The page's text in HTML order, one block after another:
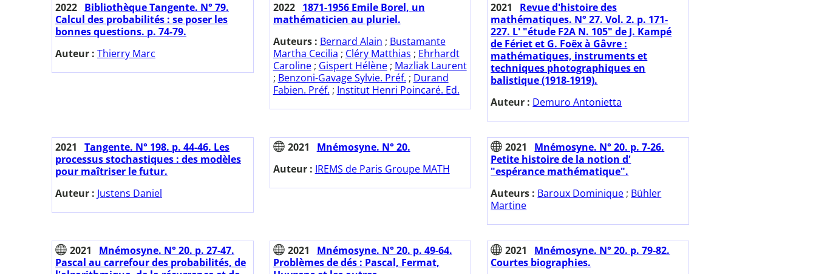
2022 Bibliothèque Tangente. N° 79.
Calcul des probabilités : se poser les
bonnes questions. p. 74-79.
Auteur : Thierry Marc
2022
1871-1956 Emile Borel, un
mathématicien au pluriel.
Auteurs : Bernard Alain ; Bustamante
Martha Cecilia ; Cléry Matthias ; Ehrhardt
Caroline; Gispert Hélène; Mazliak Laurent
; Benzoni-Gavage Sylvie. Préf. ; Durand
Fabien. Préf. ; Institut Henri Poincaré. Ed.
2021
Revue d'histoire des
mathématiques. N° 27. Vol. 2. p. 171-
227. L' "étude F2A N. 105" de J. Kampé
de Fériet et G. Foëx à Gâvre :
mathématiques, instruments et
techniques photographiques en
balistique (1918-1919).
Auteur : Demuro Antonietta
2021
Tangente. N° 198. p. 44-46. Les
processus stochastiques : des modèles
pour maîtriser le futur.
Auteur : Justens Daniel
2021
Mnémosyne. N° 20.
Auteur : IREMS de Paris Groupe MATH
2021
Mnémosyne. N° 20. p. 7-26.
Petite histoire de la notion d'
"espérance mathématique".
Auteurs : Baroux Dominique ; Bühler
Martine
2021
Mnémosyne. N° 20. p. 27-47.
Pascal au carrefour des probabilités, de
2021
Mnémosyne. N° 20. p. 49-64.
Problèmes de dés : Pascal, Fermat,
2021
Mnémosyne. N° 20. p. 79-82.
Courtes biographies.